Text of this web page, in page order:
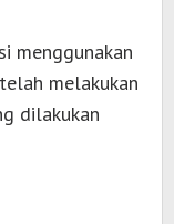
menggunakan
melakukan
dilakukan